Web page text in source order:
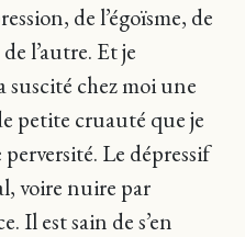
de l’égoïsme, de
l’autre. Et je
chez moi une
petite cruauté que je
Le dépressif
voire nuire par
Il est sain de s’en